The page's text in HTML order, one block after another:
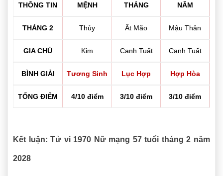
THÔNG TIN MỆNH THÁNG NĂM
THÁNG 2 Thủy Ất Mão Mậu Thân
GIA CHỦ Kim Canh Tuất Canh Tuất
BÌNH GIẢI Tương Sinh Lục Hợp Hợp Hòa
TỔNG ĐIỂM 4/10 điểm 3/10 điểm 3/10 điểm
Kết luận: Tử vi 1970 Nữ mạng 57 tuổi tháng 2 năm
2028